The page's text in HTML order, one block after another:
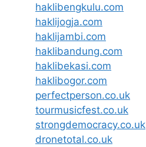
haklibengkulu.com
haklijogja.com
haklijambi.com
haklibandung.com
haklibekasi.com
haklibogor.com
perfectperson.co.uk
tourmusicfest.co.uk
strongdemocracy.co.uk
dronetotal.co.uk